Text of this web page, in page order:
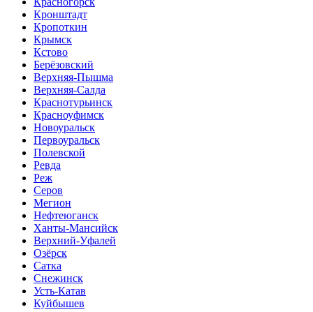
Кронштадт
Кропоткин
Крымск
Кстово
Берёзовский
Верхняя-Пышма
Верхняя-Салда
Краснотурьинск
Красноуфимск
Новоуральск
Первоуральск
Полевской
Ревда
Реж
Серов
Мегион
Нефтеюганск
Ханты-Мансийск
Верхний-Уфалей
Озёрск
Сатка
Снежинск
Усть-Катав
Куйбышев